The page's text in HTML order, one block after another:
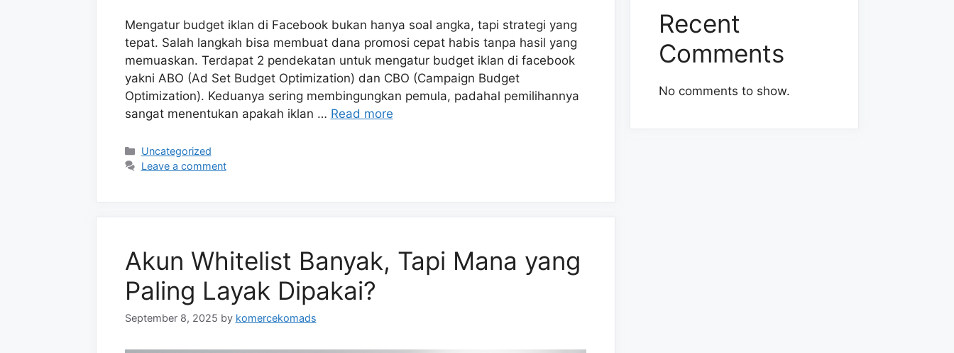
Mengatur budget iklan di Facebook bukan hanya soal angka, tapi strategi yang
tepat. Salah langkah bisa membuat dana promosi cepat habis tanpa hasil yang
memuaskan. Terdapat 2 pendekatan untuk mengatur budget iklan di facebook
yakni ABO (Ad Set Budget Optimization) dan CBO (Campaign Budget
Optimization). Keduanya sering membingungkan pemula, padahal pemilihannya
sangat menentukan apakah iklan … Read more
Categories
Uncategorized
Leave a comment
Akun Whitelist Banyak, Tapi Mana yang
Paling Layak Dipakai?
September 8, 2025 by komercekomads
Recent
Comments
No comments to show.